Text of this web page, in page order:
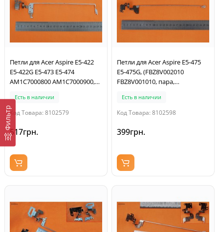
Фильтр
Петли для Acer Aspire E5-422
E5-422G E5-473 E5-474
AM1C7000800 AM1C7000900,
Есть в наличии
Код Товара: 8102579
517грн.
Петли для Acer Aspire E5-475
E5-475G, (FBZ8V002010
FBZ8V001010, пара,
Есть в наличии
Код Товара: 8102598
399грн.